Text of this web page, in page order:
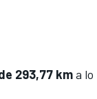
293,77 kma lo